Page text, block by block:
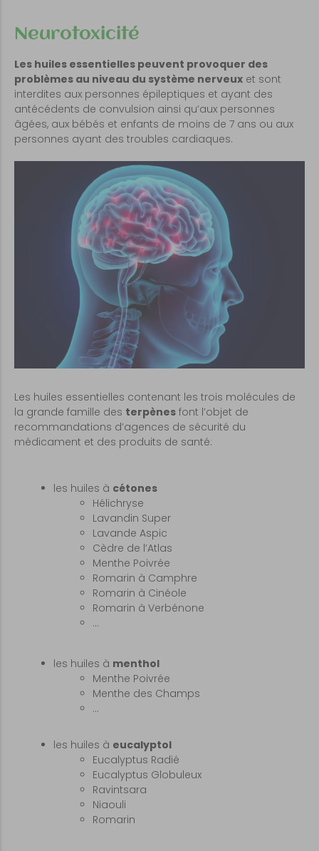
Neurotoxicité
Les huiles essentielles peuvent provoquer des
problèmes au niveau du système nerveux et sont
interdites aux personnes épileptiques et ayant des
antécédents de convulsion ainsi qu’aux personnes
âgées, aux bébés et enfants de moins de 7 ans ou aux
personnes ayant des troubles cardiaques.
Les huiles essentielles contenant les trois molécules de
la grande famille des terpènes font l’objet de
recommandations d’agences de sécurité du
médicament et des produits de santé:
les huiles à cétones
Hélichryse
Lavandin Super
Lavande Aspic
Cèdre de l’Atlas
Menthe Poivrée
Romarin à Camphre
Romarin à Cinéole
Romarin à Verbénone
…
les huiles à menthol
Menthe Poivrée
Menthe des Champs
…
les huiles à eucalyptol
Eucalyptus Radié
Eucalyptus Globuleux
Ravintsara
Niaouli
Romarin